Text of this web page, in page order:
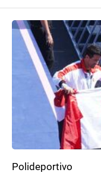
Polideportivo